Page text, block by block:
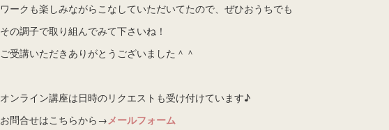
ワークも楽しみながらこなしていただいてたので、ぜひおうちでも
その調子で取り組んでみて下さいね！
ご受講いただきありがとうございました＾＾
オンライン講座は日時のリクエストも受け付けています♪
お問合せはこちらから→メールフォーム